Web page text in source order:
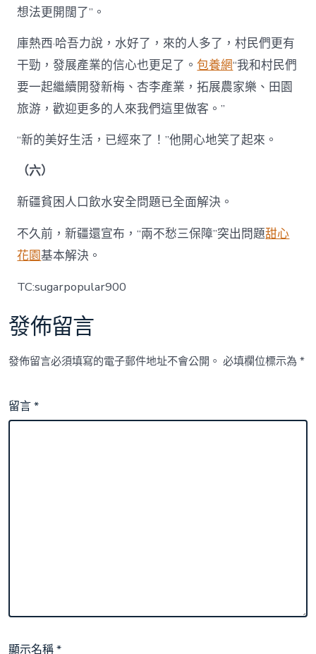
想法更開闊了”。
庫熱西·哈吾力說，水好了，來的人多了，村民們更有
干勁，發展產業的信心也更足了。包養網“我和村民們
要一起繼續開發新梅、杏李產業，拓展農家樂、田園
旅游，歡迎更多的人來我們這里做客。”
“新的美好生活，已經來了！”他開心地笑了起來。
（六）
新疆貧困人口飲水安全問題已全面解決。
不久前，新疆還宣布，“兩不愁三保障”突出問題甜心
花園基本解決。
TC:sugarpopular900
發佈留言
發佈留言必須填寫的電子郵件地址不會公開。 必填欄位標示為*
留言*
顯示名稱*